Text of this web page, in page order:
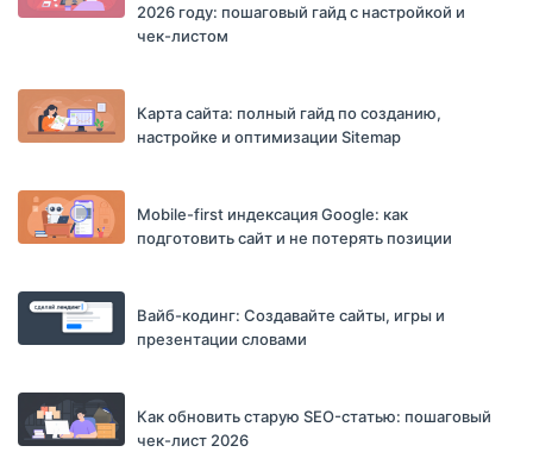
2026 году: пошаговый гайд с настройкой и
чек-листом
Карта сайта: полный гайд по созданию,
настройке и оптимизации Sitemap
Mobile-first индексация Google: как
подготовить сайт и не потерять позиции
Вайб-кодинг: Создавайте сайты, игры и
презентации словами
Как обновить старую SEO-статью: пошаговый
чек-лист 2026